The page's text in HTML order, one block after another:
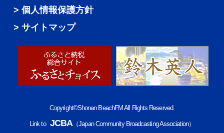
個人情報保護方針
サイトマップ
Copyright©Shonan BeachFM All Rights Reserved.
Link to JCBA（Japan Community Broadcasting Association）